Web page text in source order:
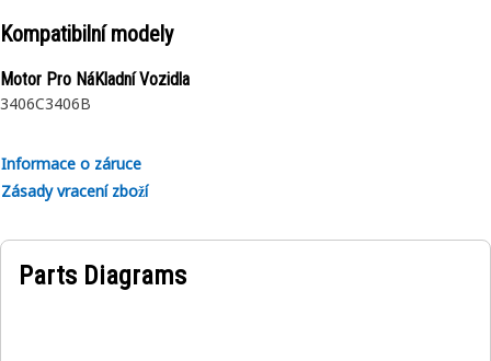
Kompatibilní modely
Motor Pro NáKladní Vozidla
3406C3406B
Informace o záruce
Zásady vracení zboží
Parts Diagrams